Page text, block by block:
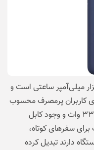
نسخه دوبرابری پاور بانک ۱۰ هزار میلی‌آمپر ساعتی است و
برای کاربران پرمصرف محسوب
می‌شود. ظرفیت ۲۰۰۰۰ میلی‌آمپر، توان ۳۳ وات و وجود کابل
سفرهای کوتاه،
دارند تبدیل کرده